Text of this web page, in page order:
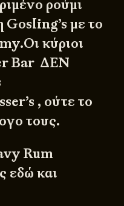
ρούμι
Gosling’s με το
κύριοι
Bar ΔΕΝ
, ούτε το
τους.
Rum
εδώ και